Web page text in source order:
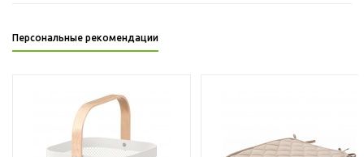
Персональные рекомендации